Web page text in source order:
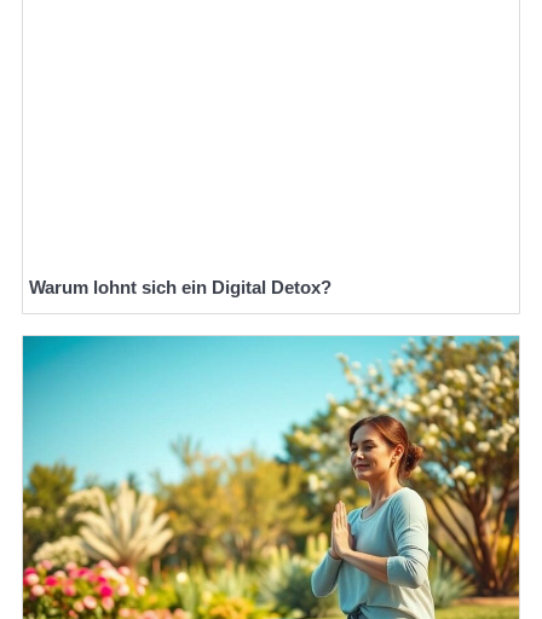
Warum lohnt sich ein Digital Detox?